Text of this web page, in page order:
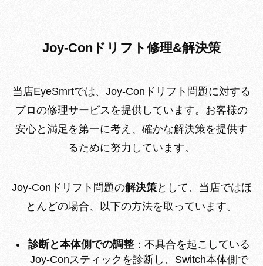
Joy-Conドリフト修理&解決策
当店EyeSmrtでは、Joy-Conドリフト問題に対する
プロの修理サービスを提供しています。お客様の
安心と満足を第一に考え、確かな解決策を提供す
るために努力しています。
Joy-Conドリフト問題の解決策として、当店ではほ
とんどの場合、以下の方法を取っています。
診断と本体側での調整 ：不具合を起こしている
Joy-Conスティックを診断し、Switch本体側で